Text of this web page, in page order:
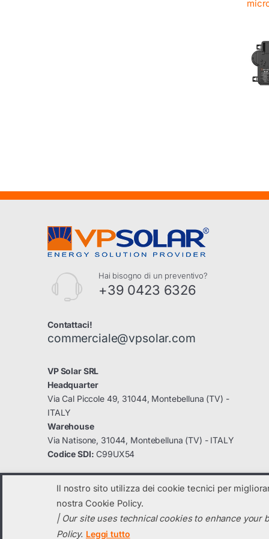
Hai bisogno di un preventivo?
+39 0423 6326
Contattaci!
commerciale@vpsolar.com
VP Solar SRL
Headquarter
Via Cal Piccole 49, 31044, Montebelluna (TV) -
ITALY
Warehouse
Via Natisone, 31044, Montebelluna (TV) - ITALY
Codice SDI: C99UX54
© 2025VP Solar Srl- company subject to management and
C.F. e Partita IVA: 04131820260 registro imprese di TV: 04131820260
Il nostro sito utilizza dei cookie tecnici per
nostra Cookie Policy.
| Our site uses technical cookies to enhance
Policy. Leggi tutto